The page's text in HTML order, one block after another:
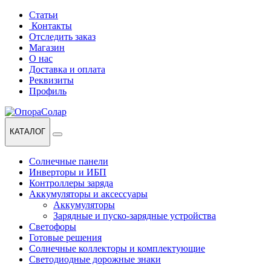
Перейти
навигации
Перейти
содержанию
Статьи
Контакты
Отследить заказ
Магазин
О нас
Доставка и оплата
Реквизиты
Профиль
КАТАЛОГ
Солнечные панели
Инверторы и ИБП
Контроллеры заряда
Аккумуляторы и аксессуары
Аккумуляторы
Зарядные и пуско-зарядные устройства
Светофоры
Готовые решения
Солнечные коллекторы и комплектующие
Светодиодные дорожные знаки